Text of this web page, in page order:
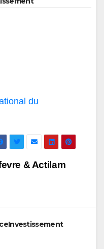
du
& Actilam